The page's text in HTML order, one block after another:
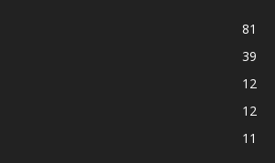
81
39
12
12
11